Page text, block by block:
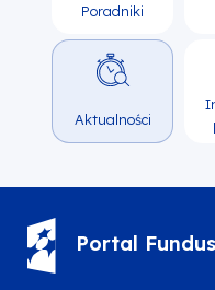
Poradniki
Aktualności
Portal